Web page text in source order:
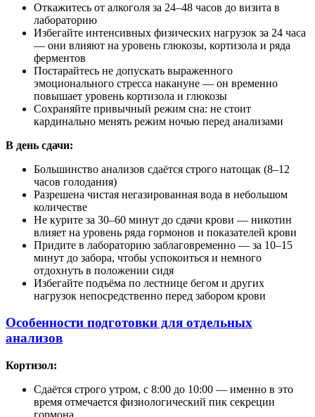
Откажитесь от алкоголя за 24–48 часов до визита в
лабораторию
Избегайте интенсивных физических нагрузок за 24 часа
— они влияют на уровень глюкозы, кортизола и ряда
ферментов
Постарайтесь не допускать выраженного
эмоционального стресса накануне — он временно
повышает уровень кортизола и глюкозы
Сохраняйте привычный режим сна: не стоит
кардинально менять режим ночью перед анализами
В день сдачи:
Большинство анализов сдаётся строго натощак (8–12
часов голодания)
Разрешена чистая негазированная вода в небольшом
количестве
Не курите за 30–60 минут до сдачи крови — никотин
влияет на уровень ряда гормонов и показателей крови
Придите в лабораторию заблаговременно — за 10–15
минут до забора, чтобы успокоиться и немного
отдохнуть в положении сидя
Избегайте подъёма по лестнице бегом и других
нагрузок непосредственно перед забором крови
Особенности подготовки для отдельных
анализов
Кортизол:
Сдаётся строго утром, с 8:00 до 10:00 — именно в это
время отмечается физиологический пик секреции